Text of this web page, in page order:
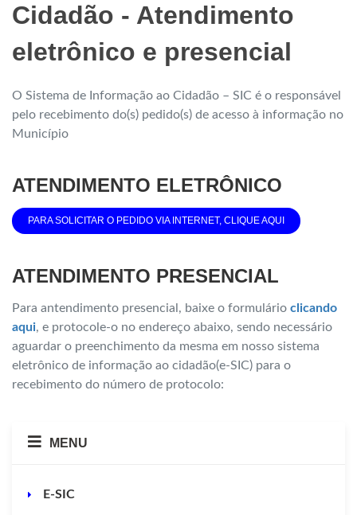
Cidadão - Atendimento
eletrônico e presencial
O Sistema de Informação ao Cidadão – SIC é o responsável
pelo recebimento do(s) pedido(s) de acesso à informação no
Município
ATENDIMENTO ELETRÔNICO
PARA SOLICITAR O PEDIDO VIA INTERNET, CLIQUE AQUI
ATENDIMENTO PRESENCIAL
Para antendimento presencial, baixe o formulário clicando
aqui, e protocole-o no endereço abaixo, sendo necessário
aguardar o preenchimento da mesma em nosso sistema
eletrônico de informação ao cidadão(e-SIC) para o
recebimento do número de protocolo:
MENU
E-SIC